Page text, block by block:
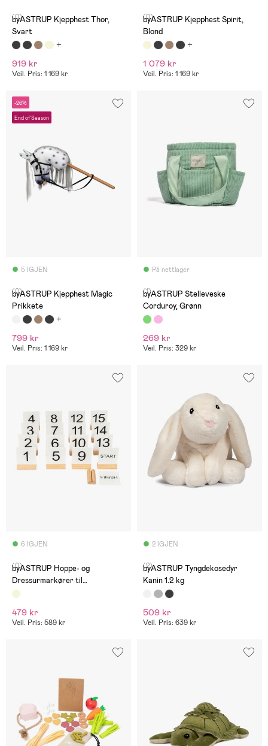
(0)
byASTRUP Kjepphest Thor,
Svart
919 kr
Veil. Pris: 1 169 kr
(0)
byASTRUP Kjepphest Spirit,
Blond
1 079 kr
Veil. Pris: 1 169 kr
-26%
End of Season
5 IGJEN
(0)
byASTRUP Kjepphest Magic
Prikkete
799 kr
Veil. Pris: 1 169 kr
På nettlager
(1)
byASTRUP Stelleveske
Corduroy, Grønn
269 kr
Veil. Pris: 329 kr
6 IGJEN
(0)
byASTRUP Hoppe- og
Dressurmarkører til
Kjepphester
479 kr
Veil. Pris: 589 kr
2 IGJEN
(2)
byASTRUP Tyngdekosedyr
Kanin 1.2 kg
509 kr
Veil. Pris: 639 kr